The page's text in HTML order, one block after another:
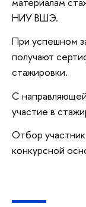
НИУ ВШЭ.
При успешном
получают
стажировки.
С
участие в
Отбор
конкурсной